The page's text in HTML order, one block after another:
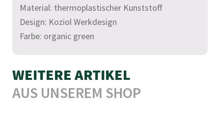
Material: thermoplastischer Kunststoff
Design: Koziol Werkdesign
Farbe: organic green
WEITERE ARTIKEL
AUS UNSEREM SHOP